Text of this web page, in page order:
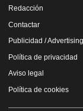
Redacción
Contactar
Publicidad / Advertising
Política de privacidad
Aviso legal
Política de cookies